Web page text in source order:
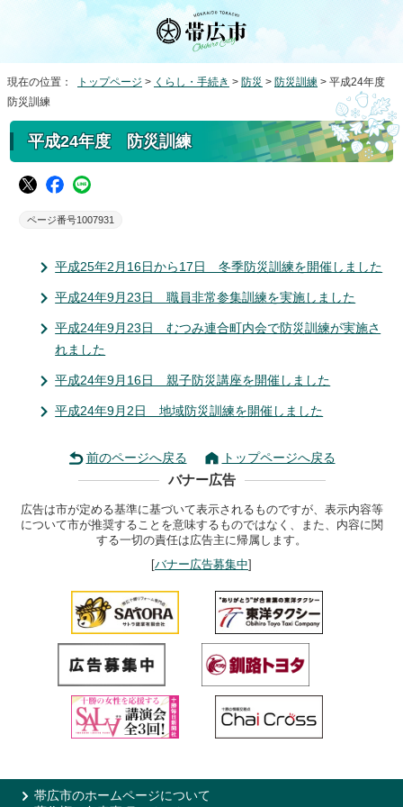
現在の位置： トップページ > くらし・手続き > 防災 > 防災訓練 > 平成24年度
防災訓練
平成24年度 防災訓練
ページ番号1007931
平成25年2月16日から17日 冬季防災訓練を開催しました
平成24年9月23日 職員非常参集訓練を実施しました
平成24年9月23日 むつみ連合町内会で防災訓練が実施さ
れました
平成24年9月16日 親子防災講座を開催しました
平成24年9月2日 地域防災訓練を開催しました
前のページへ戻る トップページへ戻る
バナー広告
広告は市が定める基準に基づいて表示されるものですが、表示内容等
について市が推奨することを意味するものではなく、また、内容に関
する一切の責任は広告主に帰属します。
[バナー広告募集中]
帯広市のホームページについて